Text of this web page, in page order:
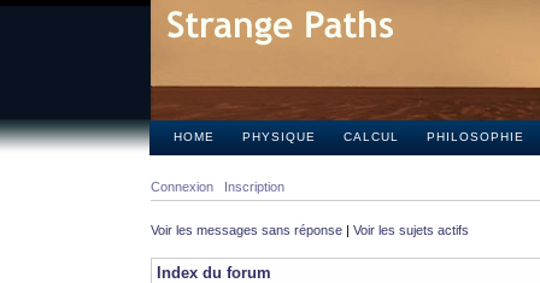
HOME PHYSIQUE CALCUL PHILOSOPHIE
Connexion Inscription
Voir les messages sans réponse | Voir les sujets actifs
Index du forum